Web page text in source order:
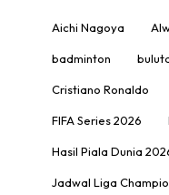
Aichi Nagoya
badminton
Cristiano Ronaldo
FIFA Series 2026
Hasil Piala Dunia
Jadwal Liga